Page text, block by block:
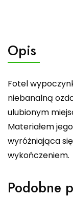
Opis
Fotel
niebanalną
ulubionym
Materiałem
wyróżniająca
wykończeniem.
Podobne